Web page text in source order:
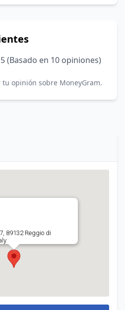
(Basado en 10 opiniones)
opinión sobre MoneyGram.
89132 Reggio di